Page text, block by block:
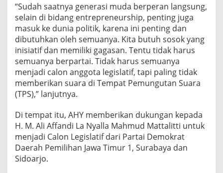
“Sudah saatnya generasi muda berperan langsung,
selain di bidang entrepreneurship, penting juga
masuk ke dunia politik, karena ini penting dan
dibutuhkan oleh semuanya. Kita butuh sosok yang
inisiatif dan memiliki gagasan. Tentu tidak harus
semuanya berpartai. Tidak harus semuanya
menjadi calon anggota legislatif, tapi paling tidak
memberikan suara di Tempat Pemungutan Suara
(TPS),” lanjutnya.
Di tempat itu, AHY memberikan dukungan kepada
H. M. Ali Affandi La Nyalla Mahmud Mattalitti untuk
menjadi Calon Legislatif dari Partai Demokrat
Daerah Pemilihan Jawa Timur 1, Surabaya dan
Sidoarjo.